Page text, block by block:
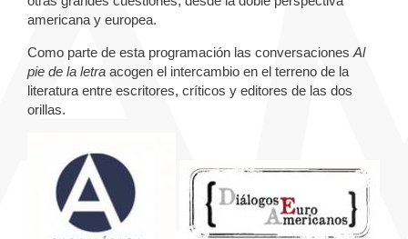
americana y europea.
Como parte de esta programación las conversaciones Al
pie de la letra acogen el intercambio en el terreno de la
literatura entre escritores, críticos y editores de las dos
orillas.